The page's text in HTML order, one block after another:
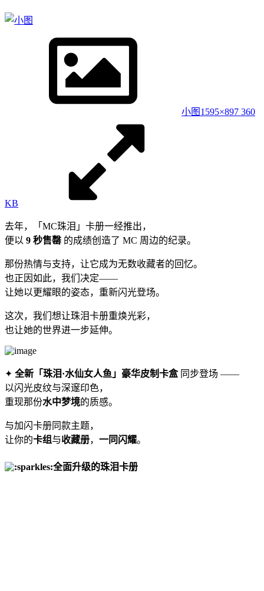
小图 1595×897 360
KB
去年，「MC珠泪」卡册一经推出，
便以 9 秒售罄 的成绩创造了 MC 周边的纪录。
那份热情与支持，让它成为无数收藏者的回忆。
也正因如此，我们决定——
让她以更耀眼的姿态，重新闪光登场。
这次，我们想让珠泪卡册重焕光彩，
也让她的世界进一步延伸。
✦ 全新「珠泪·水仙女人鱼」豪华皮制卡盒同步登场 ——
以闪光皮纹与深邃印色，
重现那份水中梦境的质感。
与加闪卡册同款主题，
让你的卡组与收藏册， 一同闪耀。
全面升级的珠泪卡册